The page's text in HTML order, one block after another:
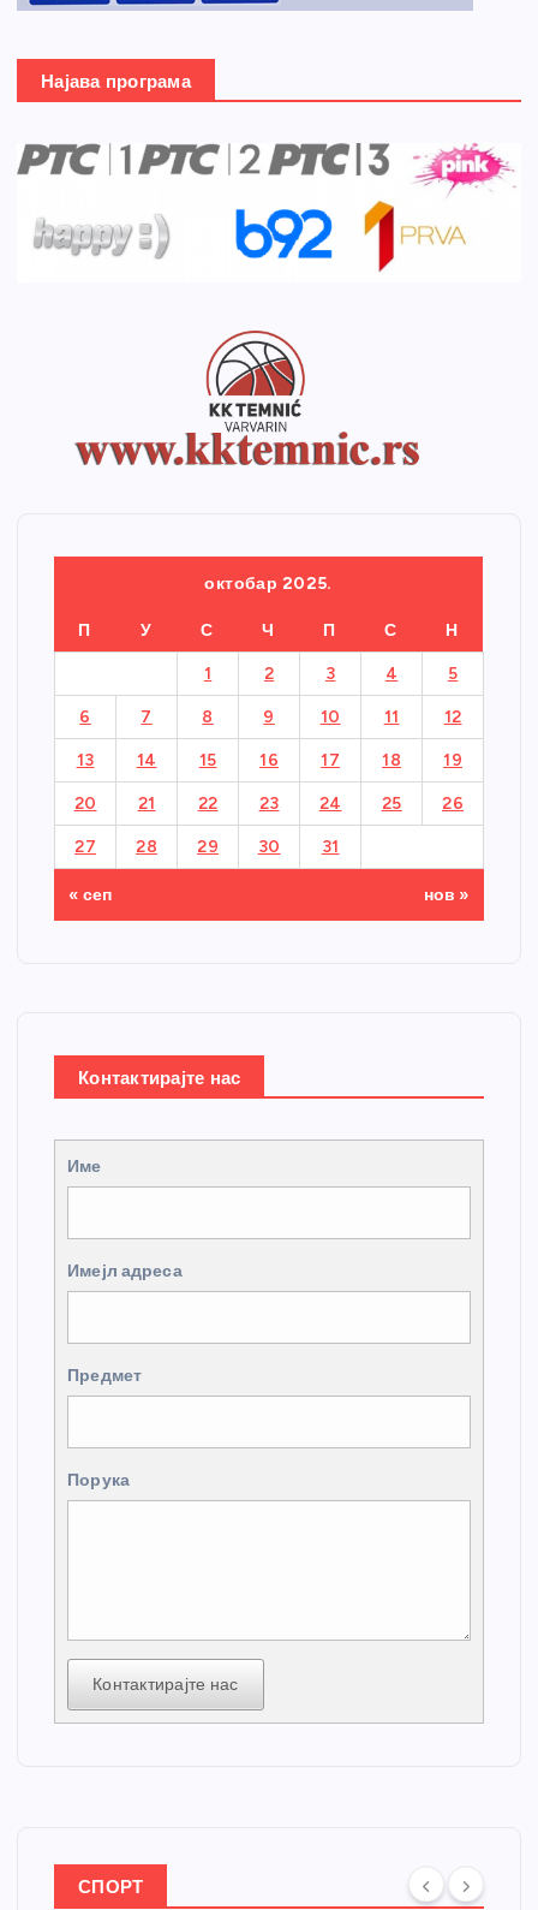
Најава програма
октобар 2025.
П У С Ч П С Н
1 2 3 4 5
6 7 8 9 10 11 12
13 14 15 16 17 18 19
20 21 22 23 24 25 26
27 28 29 30 31
« сеп нов »
Контактирајте нас
Име
Имејл адреса
Предмет
Порука
Контактирајте нас
СПОРТ